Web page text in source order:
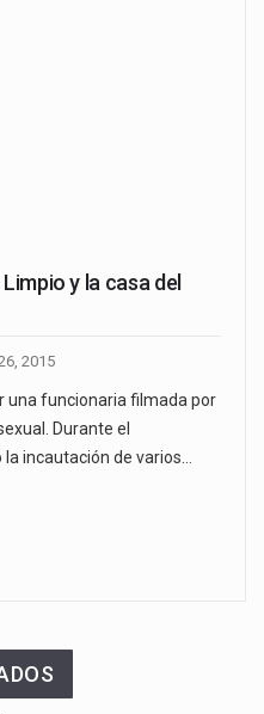
y la casa del
2015
una funcionaria filmada por
Durante el
incautación de varios…